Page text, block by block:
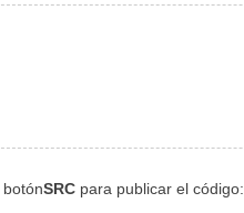
botónSRC para publicar el código: